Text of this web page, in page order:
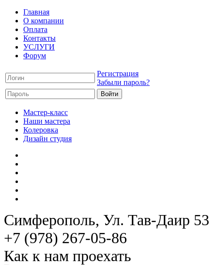
Главная
О компании
Оплата
Контакты
УСЛУГИ
Форум
Регистрация
Забыли пароль?
Мастер-класс
Наши мастера
Колеровка
Дизайн студия
Симферополь, Ул. Тав-Даир 53
+7 (978) 267-05-86
Как к нам проехать